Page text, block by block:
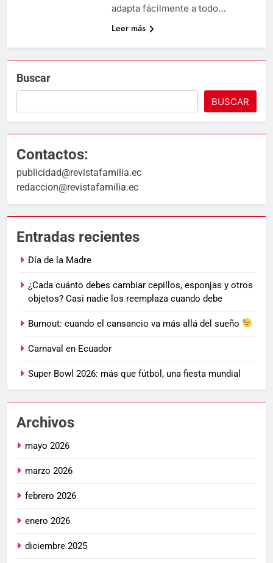
adapta fácilmente a todo…
Leer más
Buscar
BUSCAR
Contactos:
publicidad@revistafamilia.ec
redaccion@revistafamilia.ec
Entradas recientes
Día de la Madre
¿Cada cuánto debes cambiar cepillos, esponjas y otros
objetos? Casi nadie los reemplaza cuando debe
Burnout: cuando el cansancio va más allá del sueño
Carnaval en Ecuador
Super Bowl 2026: más que fútbol, una fiesta mundial
Archivos
mayo 2026
marzo 2026
febrero 2026
enero 2026
diciembre 2025